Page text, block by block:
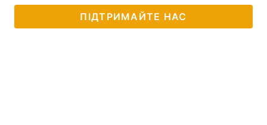
ПІДТРИМАЙТЕ НАС